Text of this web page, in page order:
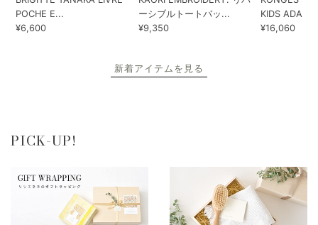
POCHE E...
¥6,600
ーシブルトートバッ...
¥9,350
KIDS ADA...
¥16,060
新着アイテムを見る
PICK-UP!